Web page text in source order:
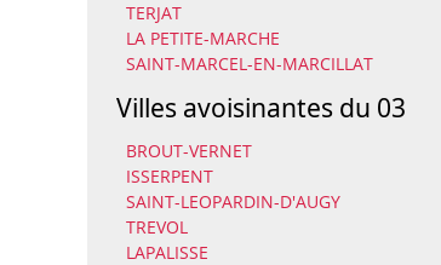
TERJAT
LA PETITE-MARCHE
SAINT-MARCEL-EN-MARCILLAT
Villes avoisinantes du 03
BROUT-VERNET
ISSERPENT
SAINT-LEOPARDIN-D'AUGY
TREVOL
LAPALISSE